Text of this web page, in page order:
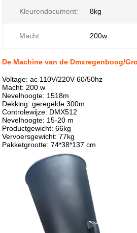
Kleurendocument: 8kg
Macht: 200w
De Machine van de Dmxregenboog/
Voltage: ac 110V/220V 60/50hz
Macht: 200 w
Nevelhoogte: 1518m
Dekking: geregelde 300m
Controlewijze: DMX512
Nevelhoogte: 15-20 m
Productgewicht: 66kg
Vervoersgewicht: 77kg
Pakketgrootte: 74*38*137 cm